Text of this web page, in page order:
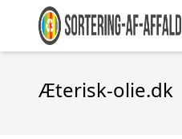
Æterisk-olie.dk